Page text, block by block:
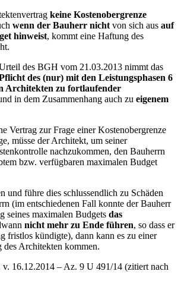
keine Kostenobergrenze
wenn der Bauherr nicht von sich aus auf
hinweist, kommt eine Haftung des
des BGH vom 21.03.2013 nimmt das
des (nur) mit den Leistungsphasen 6
Architekten zu fortlaufender
in dem Zusammenhang auch zu eigenem
Vertrag zur Frage einer Kostenobergrenze
müsse der Architekt, um seiner
nachzukommen, den Bauherrn
bzw. verfügbaren maximalen Budget
und führe dies schlussendlich zu Schäden
(im entschiedenen Fall konnte der Bauherr
seines maximalen Budgets das
nicht mehr zu Ende führen, so dass er
fristlos kündigte), dann kann es zu einer
des Architekten kommen.
16.12.2014 – Az. 9 U 491/14 (zitiert nach